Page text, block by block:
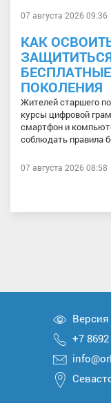
07 августа 2026 09:36
КАК
ПОКОЛЕНИЯ
Жителей старшего
курсы цифровой
смартфон и
соблюдать правила
07 августа 2026 08:58
+7